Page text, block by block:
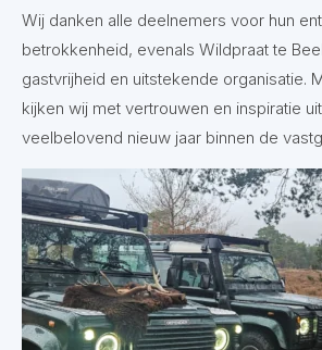
Wij danken alle deelnemers voor hun
betrokkenheid, evenals Wildpraat te
gastvrijheid en uitstekende organisatie.
kijken wij met vertrouwen en inspiratie
veelbelovend nieuw jaar binnen de